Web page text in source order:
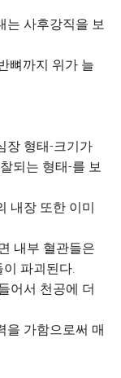
는 사후강직을 보
뼈까지 위가 늘
장 형태-크기가
되는 형태-를 보
내장 또한 이미
내부 혈관들은
파괴된다.
어서 천공에 더
을 가함으로써 매